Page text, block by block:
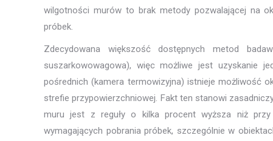
wilgotności murów to brak metody pozwalającej na
próbek.
Zdecydowana większość dostępnych metod
suszarkowowagowa), więc możliwe jest uzyskanie
pośrednich (kamera termowizyjna) istnieje możliwość
strefie przypowierzchniowej. Fakt ten stanowi
muru jest z reguły o kilka procent wyższa niż przy
wymagających pobrania próbek, szczególnie w